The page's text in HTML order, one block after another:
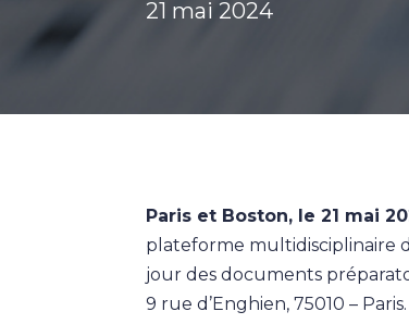
21 mai 2024
Paris et Boston, le 21 mai
plateforme multidisciplinaire
jour des documents
9 rue d’Enghien, 75010 – Paris.